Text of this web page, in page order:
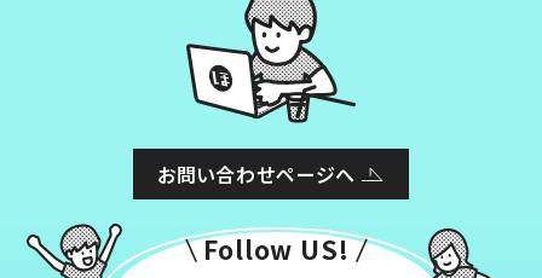
お問い合わせページへ
Follow US!